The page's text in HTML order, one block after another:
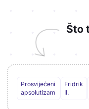
Što
Prosvijećeni
apsolutizam
Fridrik
II.